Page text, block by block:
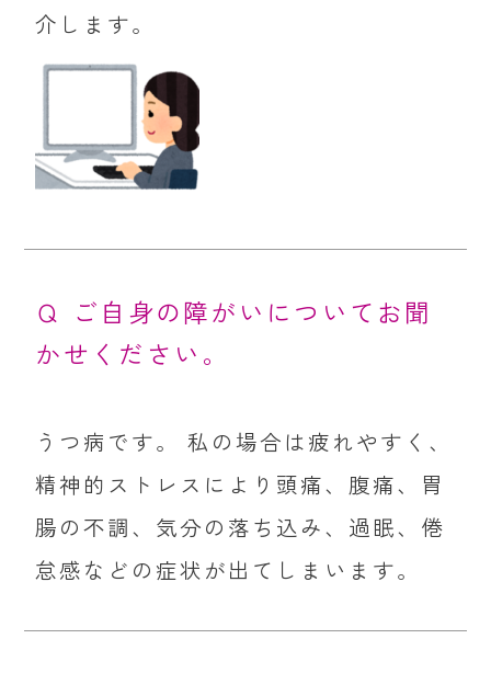
介します。
Ｑ ご自身の障がいについてお聞
かせください。
うつ病です。 私の場合は疲れやすく、
精神的ストレスにより頭痛、腹痛、胃
腸の不調、気分の落ち込み、過眠、倦
怠感などの症状が出てしまいます。